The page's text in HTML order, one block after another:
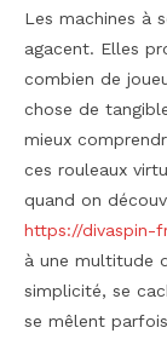
Les machines à
agacent. Elles
combien de
chose de
mieux
ces rouleaux
quand on
https://divaspin-
à une multitude
simplicité, se
se mêlent